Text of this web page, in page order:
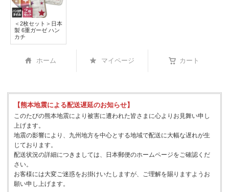
＜2枚セット＞日本
製 6重ガーゼ ハン
カチ
ホーム マイページ カート
【熊本地震による配送遅延のお知らせ】
このたびの熊本地震により被害に遭われた皆さまに心よりお見舞い申し
上げます。
地震の影響により、九州地方を中心とする地域で配送に大幅な遅れが生
じております。
配送状況の詳細につきましては、日本郵便のホームページをご確認くだ
さい。
お客様には大変ご迷惑をお掛けいたしますが、ご理解を賜りますようお
願い申し上げます。